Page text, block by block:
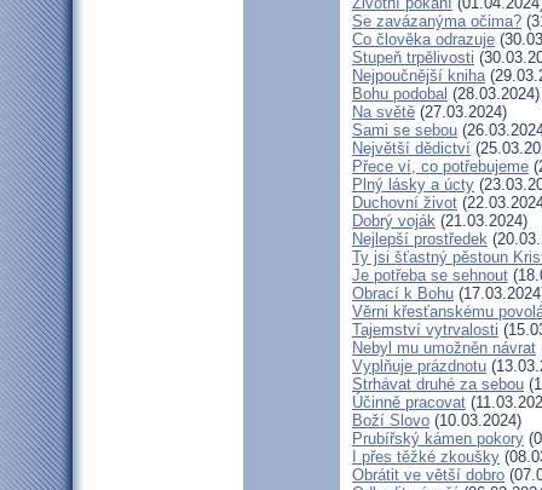
Se zavázanýma očima?
Co člověka odrazuje
Stupeň trpělivosti
Nejpoučnější kniha
Bohu podobal (28.03.2024)
Na světě (27.03.2024)
Sami se sebou
Největší dědictví
Přece ví, co potřebujeme
Plný lásky a úcty
Duchovní život
Dobrý voják (21.03.2024)
Nejlepší prostředek
Ty jsi šťastný pěstoun
Je potřeba se sehnout
Obrací k Bohu
Věrni křesťanskému
Tajemství vytrvalosti
Nebyl mu umožněn návrat
Vyplňuje prázdnotu
Strhávat druhé za sebou
Účinně pracovat
Boží Slovo (10.03.2024)
Prubířský kámen pokory
I přes těžké zkoušky
Obrátit ve větší dobro